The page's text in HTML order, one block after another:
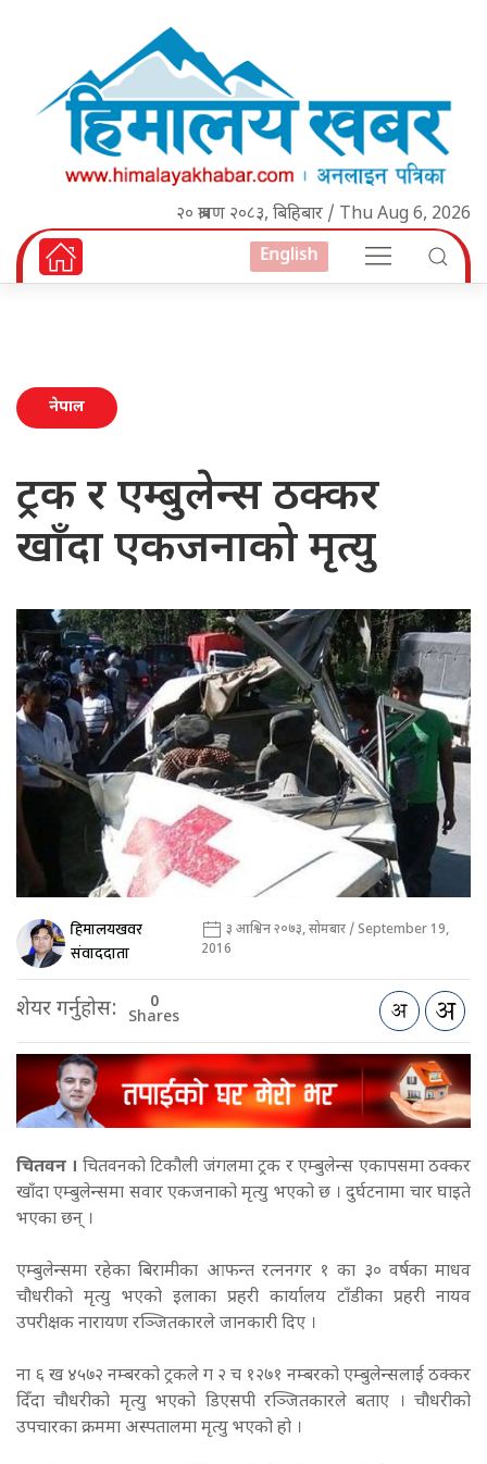
२० श्रावण २०८३, बिहिबार / Thu Aug 6, 2026
English
नेपाल
ट्रक र एम्बुलेन्स ठक्कर
खाँदा एकजनाको मृत्यु
हिमालयखवर
संवाददाता
३ आश्विन २०७३, सोमबार / September 19,
2016
शेयर गर्नुहोस: 0
Shares
चितवन । चितवनको टिकौली जंगलमा ट्रक र एम्बुलेन्स एकापसमा ठक्कर
खाँदा एम्बुलेन्समा सवार एकजनाको मृत्यु भएको छ । दुर्घटनामा चार घाइते
भएका छन् ।
एम्बुलेन्समा रहेका बिरामीका आफन्त रत्ननगर १ का ३० वर्षका माधव
चौधरीको मृत्यु भएको इलाका प्रहरी कार्यालय टाँडीका प्रहरी नायव
उपरीक्षक नारायण रञ्जितकारले जानकारी दिए ।
ना ६ ख ४५७२ नम्बरको ट्रकले ग २ च १२७१ नम्बरको एम्बुलेन्सलाई ठक्कर
दिँदा चौधरीको मृत्यु भएको डिएसपी रञ्जितकारले बताए । चौधरीको
उपचारका क्रममा अस्पतालमा मृत्यु भएको हो ।